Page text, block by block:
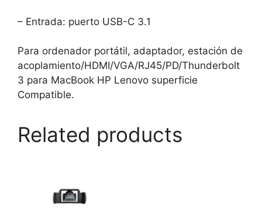
– Entrada: puerto USB-C 3.1
Para ordenador portátil, adaptador, estación de
acoplamiento/HDMI/VGA/RJ45/PD/Thunderbolt
3 para MacBook HP Lenovo superficie
Compatible.
Related products